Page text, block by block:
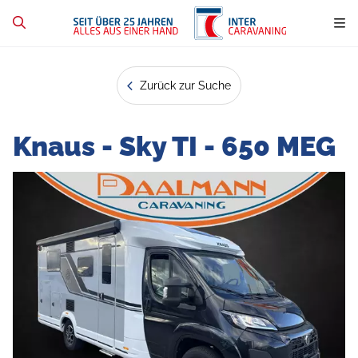
Zurück zur Suche
Knaus - Sky TI - 650 MEG